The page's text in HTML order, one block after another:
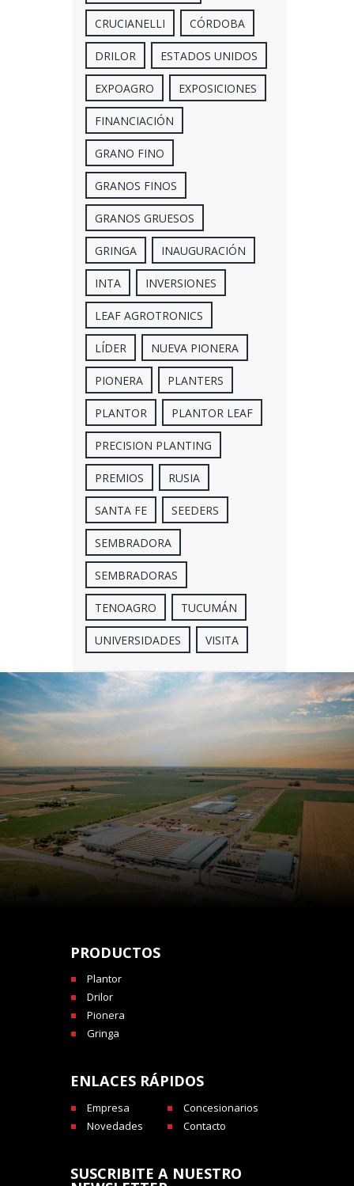
CRUCIANELLI CÓRDOBA
DRILOR ESTADOS UNIDOS
EXPOAGRO EXPOSICIONES
FINANCIACIÓN
GRANO FINO
GRANOS FINOS
GRANOS GRUESOS
GRINGA INAUGURACIÓN
INTA INVERSIONES
LEAF AGROTRONICS
LÍDER NUEVA PIONERA
PIONERA PLANTERS
PLANTOR PLANTOR LEAF
PRECISION PLANTING
PREMIOS RUSIA
SANTA FE SEEDERS
SEMBRADORA
SEMBRADORAS
TENOAGRO TUCUMÁN
UNIVERSIDADES VISITA
PRODUCTOS
Plantor
Drilor
Pionera
Gringa
ENLACES RÁPIDOS
Empresa
Concesionarios
Novedades
Contacto
SUSCRIBITE A NUESTRO